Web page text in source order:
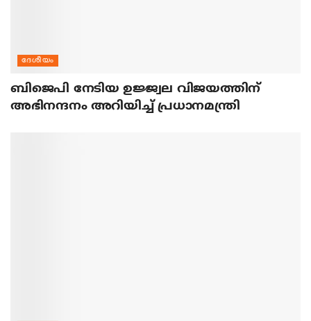
ദേശീയം
ബിജെപി നേടിയ ഉജ്ജ്വല വിജയത്തിന്
അഭിനന്ദനം അറിയിച്ച് പ്രധാനമന്ത്രി